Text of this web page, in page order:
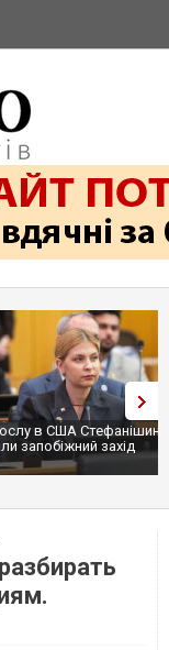
в США Стефанішиній
запобіжний захід